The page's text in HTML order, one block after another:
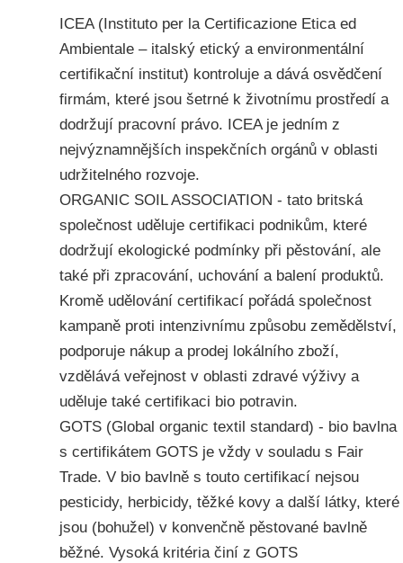
ICEA (Instituto per la Certificazione Etica ed
Ambientale – italský etický a environmentální
certifikační institut) kontroluje a dává osvědčení
firmám, které jsou šetrné k životnímu prostředí a
dodržují pracovní právo. ICEA je jedním z
nejvýznamnějších inspekčních orgánů v oblasti
udržitelného rozvoje.
ORGANIC SOIL ASSOCIATION - tato britská
společnost uděluje certifikaci podnikům, které
dodržují ekologické podmínky při pěstování, ale
také při zpracování, uchování a balení produktů.
Kromě udělování certifikací pořádá společnost
kampaně proti intenzivnímu způsobu zemědělství,
podporuje nákup a prodej lokálního zboží,
vzdělává veřejnost v oblasti zdravé výživy a
uděluje také certifikaci bio potravin.
GOTS (Global organic textil standard) - bio bavlna
s certifikátem GOTS je vždy v souladu s Fair
Trade. V bio bavlně s touto certifikací nejsou
pesticidy, herbicidy, těžké kovy a další látky, které
jsou (bohužel) v konvenčně pěstované bavlně
běžné. Vysoká kritéria činí z GOTS